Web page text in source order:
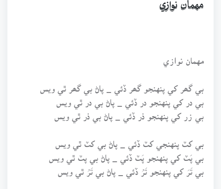
مهمان نوازي
مهمان نوازي
بي گھر کي پنهنجو گھر ڏئي _ پاڻ بي گھر ٿي ويس
بي در کي پنهنجو در ڏئي _ پاڻ بي در ٿي ويس
بي زر کي پنهنجو ذر ڏئي _ پاڻ بي ذر ٿي ويس
بي کٽ پنهنجي کٽ ڏئي _ پاڻ بي کٽ ٿي ويس
بي پَٽ کي پنهنجو پَٽ ڏئي _ پاڻ بي پٽ ٿي ويس
بي تَرَ کي پنهنجو تَرُ ڏئي _ پاڻ بي تَرُ ٿي ويس